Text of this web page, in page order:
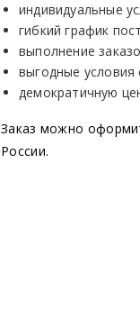
индивидуальные
гибкий график
выполнение
выгодные условия
демократичную
Заказ можно
России.